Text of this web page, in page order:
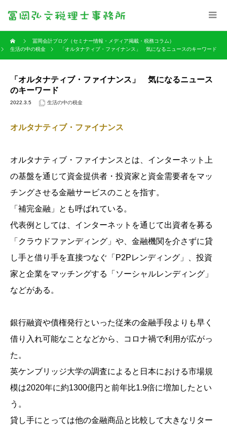
冨岡会計ブログ（セミナー情報・メディア掲載・税務コラム）
生活の中の税金
「オルタナティブ・ファイナンス」 気になるニュースのキーワード
「オルタナティブ・ファイナンス」 気になるニュース
のキーワード
2022.3.5 生活の中の税金
オルタナティブ・ファイナンス
オルタナティブ・ファイナンスとは、インターネット上
の基盤を通じて資金提供者・投資家と資金需要者をマッ
チングさせる金融サービスのことを指す。
「補完金融」とも呼ばれている。
代表例としては、インターネットを通じて出資者を募る
「クラウドファンディング」や、金融機関を介さずに貸
し手と借り手を直接つなぐ「P2Pレンディング」、投資
家と企業をマッチングする「ソーシャルレンディング」
などがある。
銀行融資や債権発行といった従来の金融手段よりも早く
借り入れ可能なことなどから、コロナ禍で利用が広がっ
た。
英ケンブリッジ大学の調査によると日本における市場規
模は2020年に約1300億円と前年比1.9倍に増加したとい
う。
貸し手にとっては他の金融商品と比較して大きなリター